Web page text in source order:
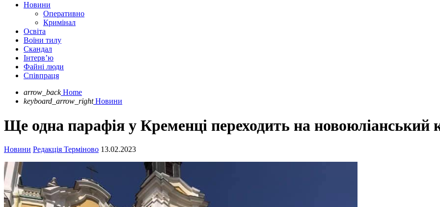
Новини
Оперативно
Кримінал
Освіта
Воїни тилу
Скандал
Інтерв’ю
Файні люди
Співпраця
arrow_back Home
keyboard_arrow_right Новини
Ще одна парафія у Кременці переходить на новоюліанський
Новини Редакція Терміново 13.02.2023